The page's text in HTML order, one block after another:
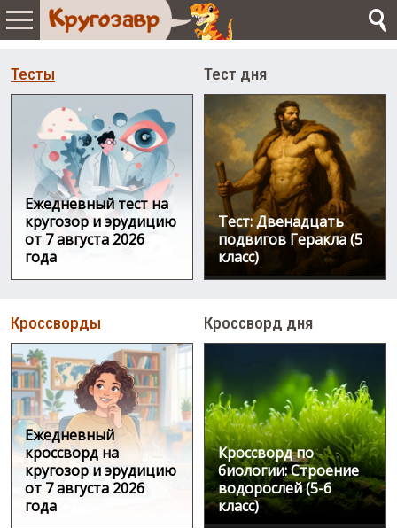
Тесты
Ежедневный тест на
кругозор и эрудицию
от 7 августа 2026
года
Тест дня
Тест: Двенадцать
подвигов Геракла (5
класс)
Кроссворды
Ежедневный
кроссворд на
кругозор и эрудицию
от 7 августа 2026
года
Кроссворд дня
Кроссворд по
биологии: Строение
водорослей (5-6
класс)